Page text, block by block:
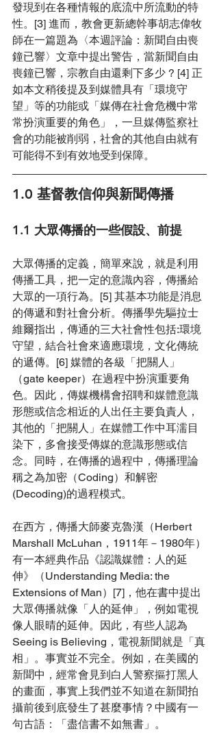
發現到在各種情報的底流中所流動的特
性。[3] 進而，教會更新總幹事胡志偉牧
師在一篇題為〈本週評論：新聞自由喪
鐘已響〉文章中提出警告， 當新聞自由
喪鐘已響，宗教自由還剩下多少 ? [4] 正
如本文稍後提及到媒體具有「環境守
望」等的功能或「媒傳在社會危機中常
常扮演重要的角色」
，一旦媒傳監察社
會的功能被削弱，社會的其他自由就有
可能得不到有效地受到保障。
1.0 基督教信仰與新聞傳播
1.1 大眾傳播的一些假設、前提
大眾傳播的定義，簡單來說，就是利用
傳播工具，把一定的意識內容，傳播給
大眾的一項行為。[5] 其基本功能是消息
的傳遞和對社會分析。傳播學先驅拉士
維爾指出，傳通的三大社會性包括:環境
守望，結合社會來適應環境，文化傳統
的遞傳。[6] 媒體的各級「把關人」
（gate keeper）在過程中扮演重要角
色。因此，傳媒機構會招聘和媒體意識
形態或信念相近的人出任主要負責人，
其他的「把關人」在媒體工作中耳濡目
染下，多會接受傳媒的意識形態或信
念。同時，在傳播的過程中，傳播理論
稱之為加密（Coding）和解密
(Decoding)的過程模式。
在西方，傳播大師麥克魯漢（Herbert
Marshall McLuhan，1911年－1980年）
有一本經典作品《認識媒體：人的延
伸》（Understanding Media: the
Extensions of Man）[7]，他在書中提出
大眾傳播就像「人的延伸」，例如電視
像人眼晴的延伸。因此，有些人認為
Seeing is Believing，電視新聞就是「真
相」。事實並不完全。例如，在美國的
新聞中，經常會見到白人警察摳打黑人
的畫面，事實上我們並不知道在新聞拍
攝前後到底發生了甚麼事情？中國有一
句古語：「盡信書不如無書」。